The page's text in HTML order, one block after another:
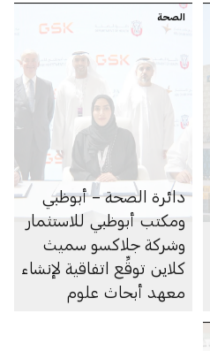
الصحة والطب واللياقة
الصحة
دائرة الصحة – أبوظبي
ومكتب أبوظبي للاستثمار
وشركة جلاكسو سميث
كلاين توقِّع اتفاقية لإنشاء
معهد أبحاث علوم